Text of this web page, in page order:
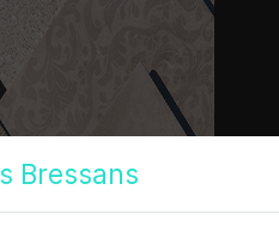
Bressans